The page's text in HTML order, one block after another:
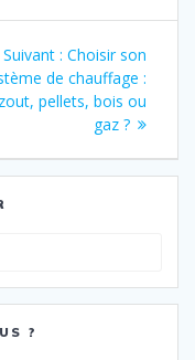
Suivant : Article
suivant
:
Choisir son
de chauffage :
pellets, bois ou
gaz ?
?